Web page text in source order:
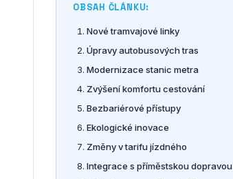
OBSAH ČLÁNKU:
Nové tramvajové linky
Úpravy autobusových tras
Modernizace stanic metra
Zvýšení komfortu cestování
Bezbariérové přístupy
Ekologické inovace
Změny v tarifu jízdného
Integrace s příměstskou dopravou